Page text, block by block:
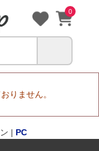
0
りません。
| PC